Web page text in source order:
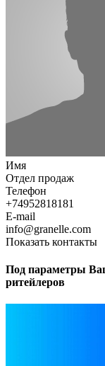
Имя
Отдел продаж
Телефон
+74952818181
E-mail
info@granelle.com
Показать контакты
Под параметры
ритейлеров